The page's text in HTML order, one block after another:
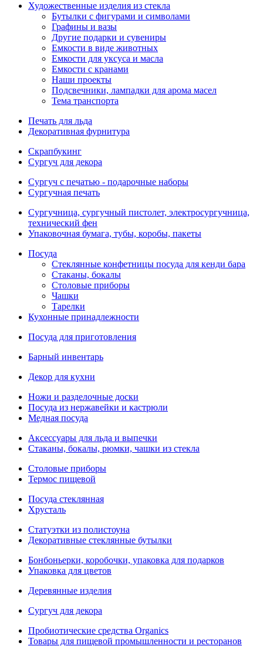
Художественные изделия из стекла
Бутылки с фигурами и символами
Графины и вазы
Другие подарки и сувениры
Емкости в виде животных
Емкости для уксуса и масла
Емкости с кранами
Наши проекты
Подсвечники, лампадки для арома масел
Тема транспорта
Печать для льда
Декоративная фурнитура
Скрапбукинг
Сургуч для декора
Сургуч с печатью - подарочные наборы
Сургучная печать
Сургучница, сургучный пистолет, электросургучница,
технический фен
Упаковочная бумага, тубы, коробы, пакеты
Посуда
Стеклянные конфетницы посуда для кенди бара
Стаканы, бокалы
Столовые приборы
Чашки
Тарелки
Кухонные принадлежности
Посуда для приготовления
Барный инвентарь
Декор для кухни
Ножи и разделочные доски
Посуда из нержавейки и кастрюли
Медная посуда
Аксессуары для льда и выпечки
Стаканы, бокалы, рюмки, чашки из стекла
Столовые приборы
Термос пищевой
Посуда стеклянная
Хрусталь
Статуэтки из полистоуна
Декоративные стеклянные бутылки
Бонбоньерки, коробочки, упаковка для подарков
Упаковка для цветов
Деревянные изделия
Сургуч для декора
Пробиотические средства Organics
Товары для пищевой промышленности и ресторанов